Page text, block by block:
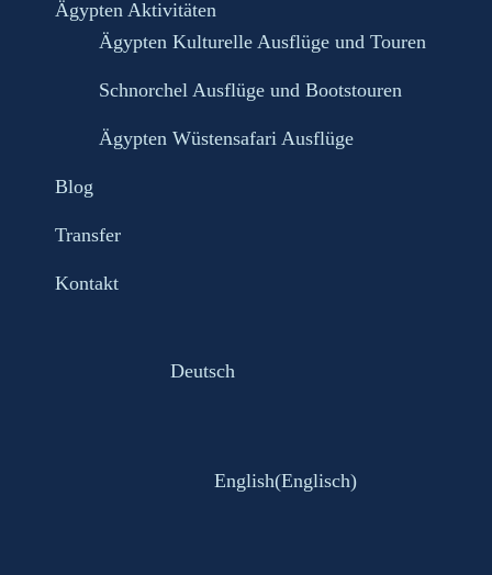
Ägypten Aktivitäten
Ägypten Kulturelle Ausflüge und Touren
Schnorchel Ausflüge und Bootstouren
Ägypten Wüstensafari Ausflüge
Blog
Transfer
Kontakt
Deutsch
English(Englisch)